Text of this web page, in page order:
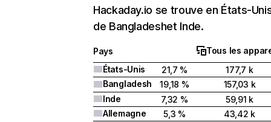
Hackaday.io se trouve en États-
de Bangladeshet Inde.
Pays
Tous les
États-Unis
21,7 %
177,7 k
Bangladesh
19,18 %
157,03 k
Inde
7,32 %
59,91 k
Allemagne
5,3 %
43,42 k